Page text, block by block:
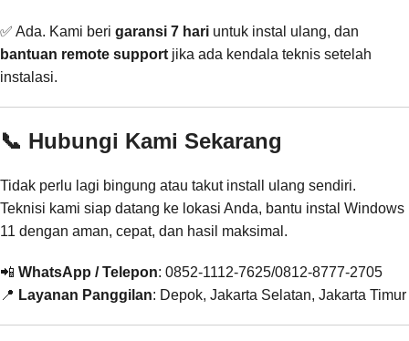
✅ Ada. Kami beri garansi 7 hari untuk instal ulang, dan
bantuan remote support jika ada kendala teknis setelah
instalasi.
📞 Hubungi Kami Sekarang
Tidak perlu lagi bingung atau takut install ulang sendiri.
Teknisi kami siap datang ke lokasi Anda, bantu instal Windows
11 dengan aman, cepat, dan hasil maksimal.
📲 WhatsApp / Telepon: 0852-1112-7625/0812-8777-2705
📍 Layanan Panggilan: Depok, Jakarta Selatan, Jakarta Timur